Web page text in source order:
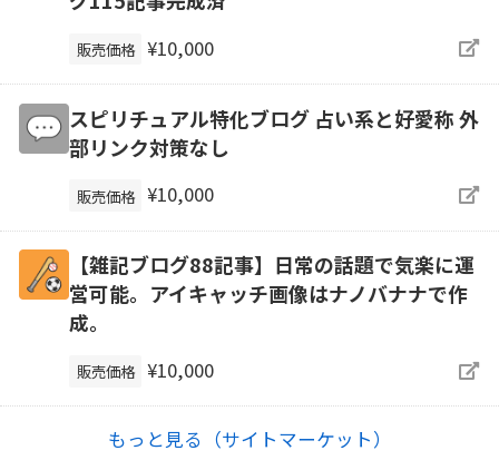
販売価格 ¥10,000
スピリチュアル特化ブログ 占い系と好愛称 外
部リンク対策なし
販売価格 ¥10,000
【雑記ブログ88記事】日常の話題で気楽に運
営可能。アイキャッチ画像はナノバナナで作
成。
販売価格 ¥10,000
もっと見る（サイトマーケット）